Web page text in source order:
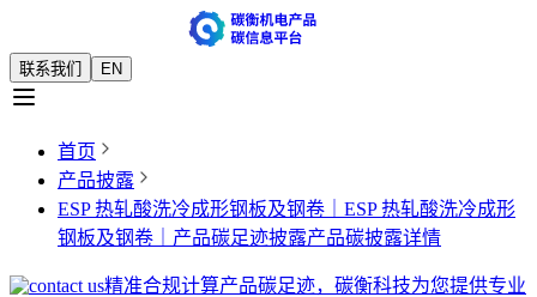
联系我们 EN
首页
产品披露
ESP 热轧酸洗冷成形钢板及钢卷｜ESP 热轧酸洗冷成形
钢板及钢卷｜产品碳足迹披露产品碳披露详情
精准合规计算产品碳足迹，碳衡科技为您提供专业